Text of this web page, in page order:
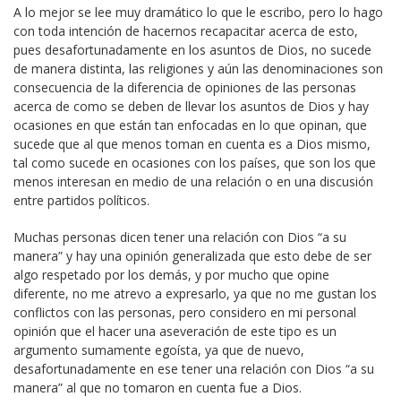
A lo mejor se lee muy dramático lo que le escribo, pero lo hago
con toda intención de hacernos recapacitar acerca de esto,
pues desafortunadamente en los asuntos de Dios, no sucede
de manera distinta, las religiones y aún las denominaciones son
consecuencia de la diferencia de opiniones de las personas
acerca de como se deben de llevar los asuntos de Dios y hay
ocasiones en que están tan enfocadas en lo que opinan, que
sucede que al que menos toman en cuenta es a Dios mismo,
tal como sucede en ocasiones con los países, que son los que
menos interesan en medio de una relación o en una discusión
entre partidos políticos.
Muchas personas dicen tener una relación con Dios “a su
manera” y hay una opinión generalizada que esto debe de ser
algo respetado por los demás, y por mucho que opine
diferente, no me atrevo a expresarlo, ya que no me gustan los
conflictos con las personas, pero considero en mi personal
opinión que el hacer una aseveración de este tipo es un
argumento sumamente egoísta, ya que de nuevo,
desafortunadamente en ese tener una relación con Dios “a su
manera” al que no tomaron en cuenta fue a Dios.